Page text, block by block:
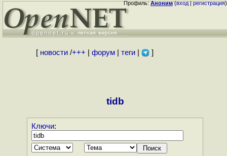
Профиль:Аноним(вход|регистрация)
[ новости/+++ форум| теги| ]
tidb
Ключи: